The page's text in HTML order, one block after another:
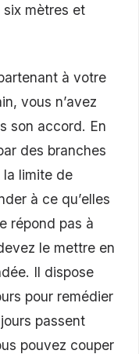
mètres et
à votre
vous n’avez
son accord. En
des branches
la limite de
à ce qu’elles
répond pas à
le mettre en
Il dispose
pour remédier
passent
pouvez couper